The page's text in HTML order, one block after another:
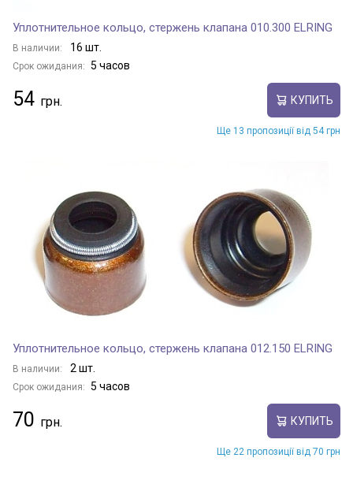
Уплотнительное кольцо, стержень клапана 010.300 ELRING
В наличии: 16 шт.
Срок ожидания: 5 часов
54 КУПИТЬ
Ще 13 пропозиції від 54 грн
Уплотнительное кольцо, стержень клапана 012.150 ELRING
В наличии: 2 шт.
Срок ожидания: 5 часов
70 КУПИТЬ
Ще 22 пропозиції від 70 грн